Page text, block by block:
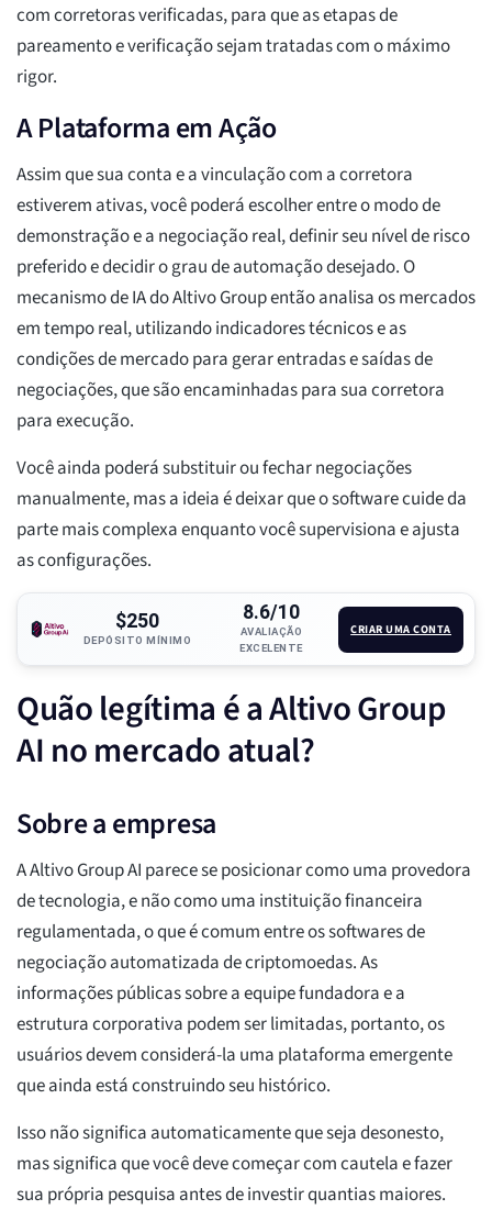
com corretoras verificadas, para que as etapas de
pareamento e verificação sejam tratadas com o máximo
rigor.
A Plataforma em Ação
Assim que sua conta e a vinculação com a corretora
estiverem ativas, você poderá escolher entre o modo de
demonstração e a negociação real, definir seu nível de risco
preferido e decidir o grau de automação desejado. O
mecanismo de IA do Altivo Group então analisa os mercados
em tempo real, utilizando indicadores técnicos e as
condições de mercado para gerar entradas e saídas de
negociações, que são encaminhadas para sua corretora
para execução.
Você ainda poderá substituir ou fechar negociações
manualmente, mas a ideia é deixar que o software cuide da
parte mais complexa enquanto você supervisiona e ajusta
as configurações.
$250
DEPÓSITO MÍNIMO
8.6/10
AVALIAÇÃO
EXCELENTE
CRIAR UMA CONTA
Quão legítima é a Altivo Group
AI no mercado atual?
Sobre a empresa
A Altivo Group AI parece se posicionar como uma provedora
de tecnologia, e não como uma instituição financeira
regulamentada, o que é comum entre os softwares de
negociação automatizada de criptomoedas. As
informações públicas sobre a equipe fundadora e a
estrutura corporativa podem ser limitadas, portanto, os
usuários devem considerá-la uma plataforma emergente
que ainda está construindo seu histórico.
Isso não significa automaticamente que seja desonesto,
mas significa que você deve começar com cautela e fazer
sua própria pesquisa antes de investir quantias maiores.